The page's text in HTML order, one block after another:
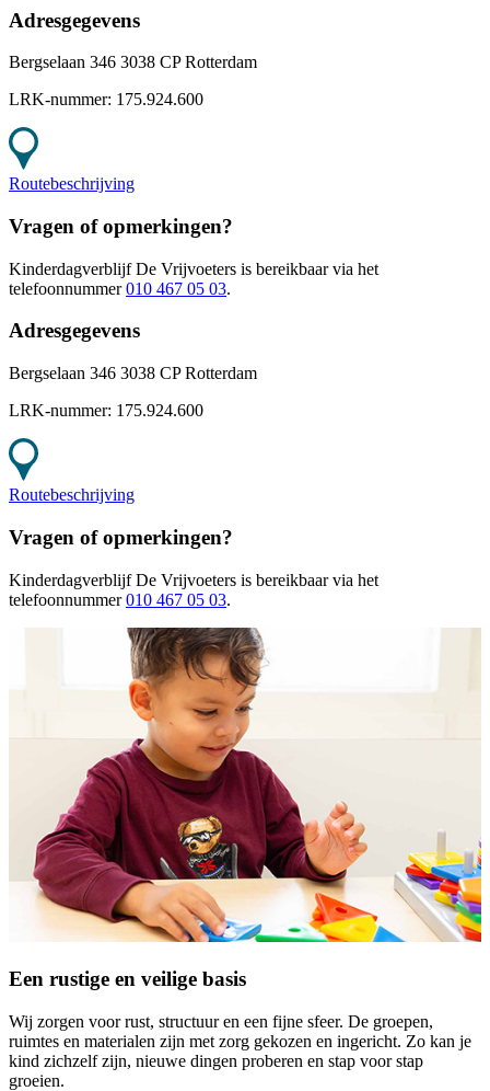
Adresgegevens
Bergselaan 346 3038 CP Rotterdam
LRK-nummer: 175.924.600
Routebeschrijving
Vragen of opmerkingen?
Kinderdagverblijf De Vrijvoeters is bereikbaar via het
telefoonnummer 010 467 05 03.
Adresgegevens
Bergselaan 346 3038 CP Rotterdam
LRK-nummer: 175.924.600
Routebeschrijving
Vragen of opmerkingen?
Kinderdagverblijf De Vrijvoeters is bereikbaar via het
telefoonnummer 010 467 05 03.
Een rustige en veilige basis
Wij zorgen voor rust, structuur en een fijne sfeer. De groepen,
ruimtes en materialen zijn met zorg gekozen en ingericht. Zo kan je
kind zichzelf zijn, nieuwe dingen proberen en stap voor stap
groeien.